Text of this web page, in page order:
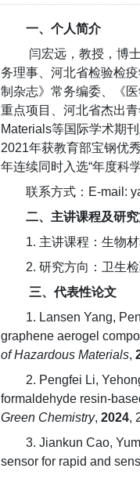
一、个人简介
闫宏远，教授，博
务理事、河北省检验检
制杂志》常务编委、《
重点项目、河北省杰出
Materials等国际学术期
2021年获教育部宝钢优
年连续同时入选“年度科
联系方式：E-mail:
二、主讲课程及研究
1. 主讲课程：生物
2. 研究方向：卫生
三、代表性论文
1. Lansen Yang,
graphene aerogel
of Hazardous Materials,
2. Pengfei Li,
formaldehyde resin-
Green Chemistry, 2024,
3. Jiankun Cao,
sensor for rapid and